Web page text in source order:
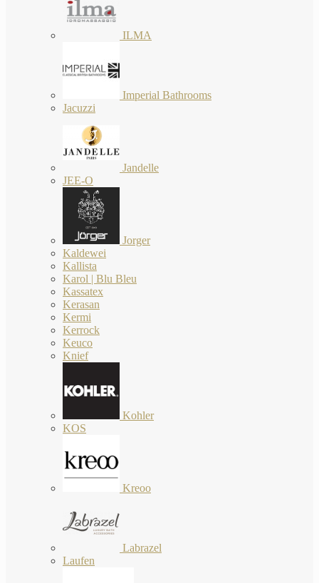
ILMA
Imperial Bathrooms
Jacuzzi
Jandelle
JEE-O
Jorger
Kaldewei
Kallista
Karol | Blu Bleu
Kassatex
Kerasan
Kermi
Kerrock
Keuco
Knief
Kohler
KOS
Kreoo
Labrazel
Laufen